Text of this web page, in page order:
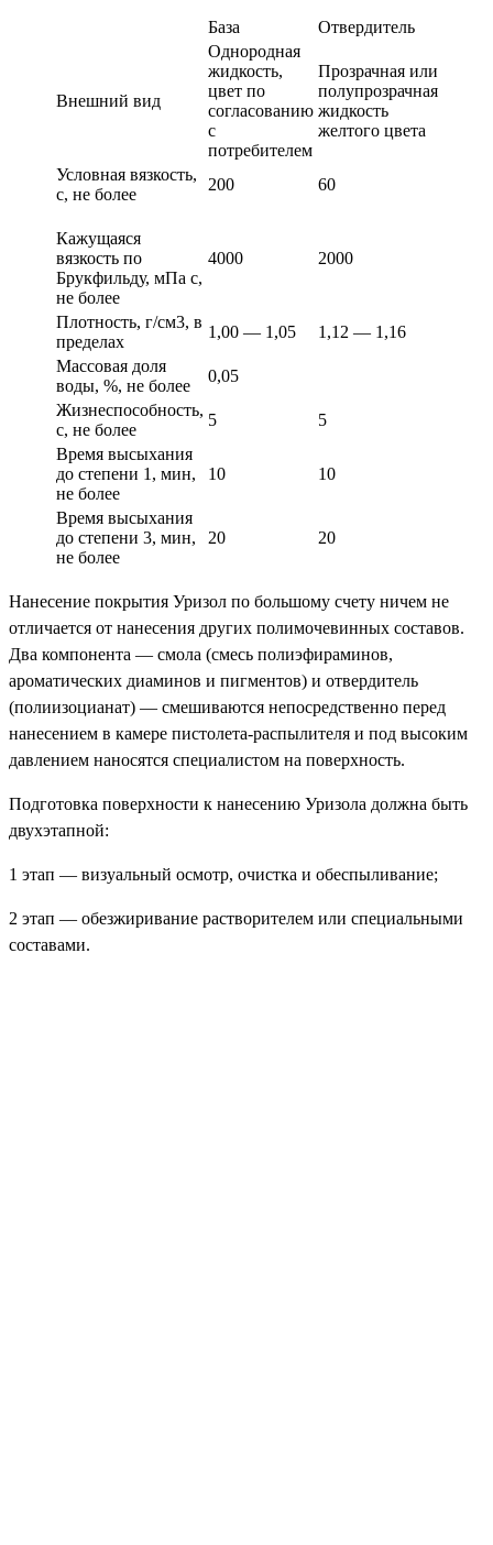
База Отвердитель
Внешний вид
Однородная
жидкость,
цвет по
согласованию
с
потребителем
Прозрачная или
полупрозрачная
жидкость
желтого цвета
Условная вязкость,
с, не более
200 60
Кажущаяся
вязкость по
Брукфильду, мПа с,
не более
4000 2000
Плотность, г/см3, в
пределах
1,00 — 1,05
1,12 — 1,16
Массовая доля
воды, %, не более
0,05
Жизнеспособность,
с, не более
5
5
Время высыхания
до степени 1, мин,
не более
10 10
Время высыхания
до степени 3, мин,
не более
20 20
Нанесение покрытия Уризол по большому счету ничем не
отличается от нанесения других полимочевинных составов.
Два компонента — смола (смесь полиэфираминов,
ароматических диаминов и пигментов) и отвердитель
(полиизоцианат) — смешиваются непосредственно перед
нанесением в камере пистолета-распылителя и под высоким
давлением наносятся специалистом на поверхность.
Подготовка поверхности к нанесению Уризола должна быть
двухэтапной:
1 этап — визуальный осмотр, очистка и обеспыливание;
2 этап — обезжиривание растворителем или специальными
составами.